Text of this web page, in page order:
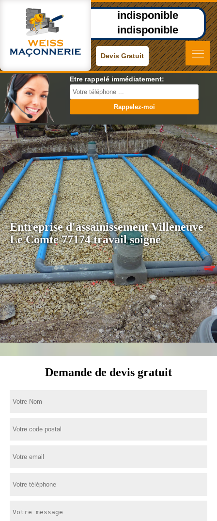
indisponible
indisponible
Devis Gratuit
Etre rappelé immédiatement:
Entreprise d'assainissement Villeneuve
Le Comte 77174 travail soigné
Demande de devis gratuit